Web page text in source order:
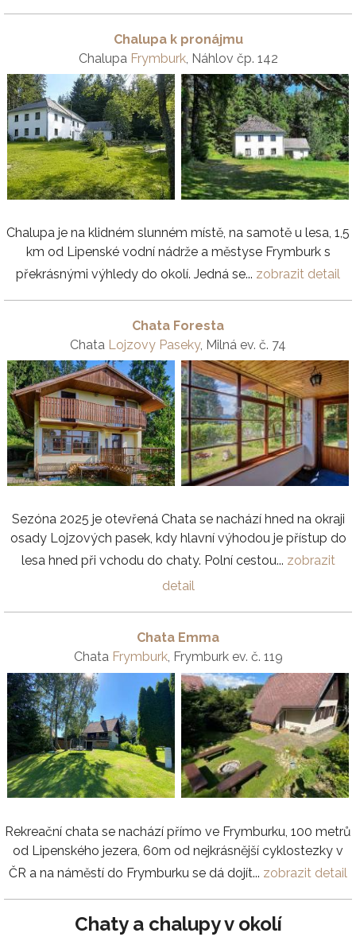
Chalupa k pronájmu
Chalupa Frymburk, Náhlov čp. 142
Chalupa je na klidném slunném místě, na samotě u lesa, 1,5
km od Lipenské vodní nádrže a městyse Frymburk s
překrásnými výhledy do okolí. Jedná se... zobrazit detail
Chata Foresta
Chata Lojzovy Paseky, Milná ev. č. 74
Sezóna 2025 je otevřená Chata se nachází hned na okraji
osady Lojzových pasek, kdy hlavní výhodou je přístup do
lesa hned při vchodu do chaty. Polní cestou... zobrazit
detail
Chata Emma
Chata Frymburk, Frymburk ev. č. 119
Rekreační chata se nachází přímo ve Frymburku, 100 metrů
od Lipenského jezera, 60m od nejkrásnější cyklostezky v
ČR a na náměstí do Frymburku se dá dojít... zobrazit detail
Chaty a chalupy v okolí